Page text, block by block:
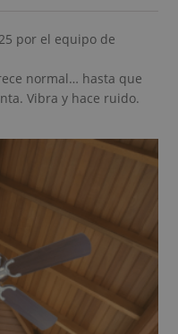
por el equipo de
normal… hasta que
Vibra y hace ruido.